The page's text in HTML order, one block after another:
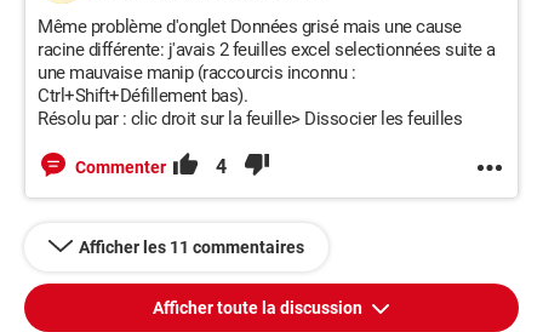
Même problème d'onglet Données grisé mais une cause
racine différente: j'avais 2 feuilles excel selectionnées suite a
une mauvaise manip (raccourcis inconnu :
Ctrl+Shift+Défillement bas).
Résolu par : clic droit sur la feuille> Dissocier les feuilles
Commenter 4
Afficher les 11 commentaires
Afficher toute la discussion